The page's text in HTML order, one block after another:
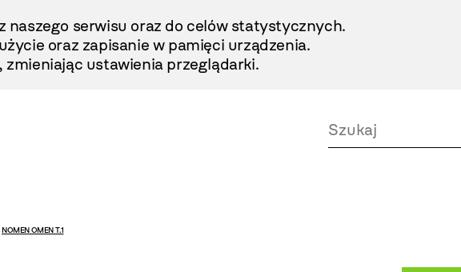
naszego serwisu oraz do celów statystycznych.
oraz zapisanie w pamięci urządzenia.
zmieniając ustawienia przeglądarki.
NOMEN OMEN T.1